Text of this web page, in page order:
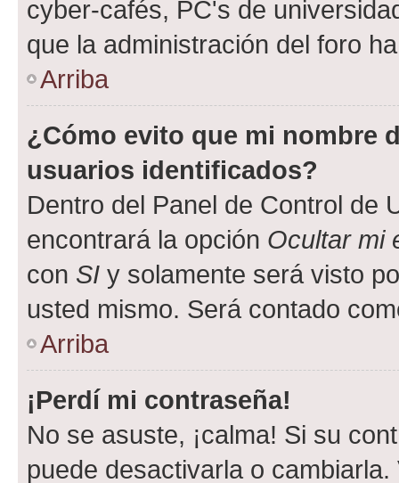
cyber-cafés, PC's de
que la administración del foro
Arriba
¿Cómo evito que mi nombre
usuarios identificados?
Dentro del Panel de Control de
encontrará la opción Ocultar mi
con SI y solamente será visto
usted mismo. Será contado
Arriba
¡Perdí mi contraseña!
No se asuste, ¡calma! Si su
puede desactivarla o